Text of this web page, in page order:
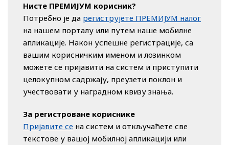
Нисте ПРЕМИЈУМ корисник?
Потребно је да региструјете ПРЕМИЈУМ налог
на нашем порталу или путем наше мобилне
апликације. Након успешне регистрације, са
вашим корисничким именом и лозинком
можете се пријавити на систем и приступити
целокупном садржају, преузети поклон и
учествовати у наградном квизу знања.
За регистроване кориснике
Пријавите се на систем и откључаћете све
текстове у вашој мобилној апликацији или